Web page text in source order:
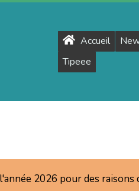
Accueil
Tipeee
2026 pour des raisons